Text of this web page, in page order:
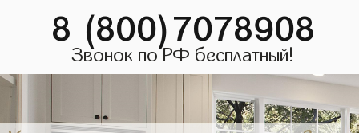
8 (800)7078908
Звонок по РФ бесплатный!